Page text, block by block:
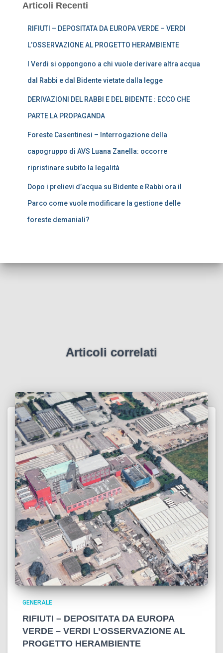
Articoli Recenti
RIFIUTI – DEPOSITATA DA EUROPA VERDE – VERDI
L’OSSERVAZIONE AL PROGETTO HERAMBIENTE
I Verdi si oppongono a chi vuole derivare altra acqua
dal Rabbi e dal Bidente vietate dalla legge
DERIVAZIONI DEL RABBI E DEL BIDENTE : ECCO CHE
PARTE LA PROPAGANDA
Foreste Casentinesi – Interrogazione della
capogruppo di AVS Luana Zanella: occorre
ripristinare subito la legalità
Dopo i prelievi d’acqua su Bidente e Rabbi ora il
Parco come vuole modificare la gestione delle
foreste demaniali?
Articoli correlati
GENERALE
RIFIUTI – DEPOSITATA DA EUROPA
VERDE – VERDI L’OSSERVAZIONE AL
PROGETTO HERAMBIENTE